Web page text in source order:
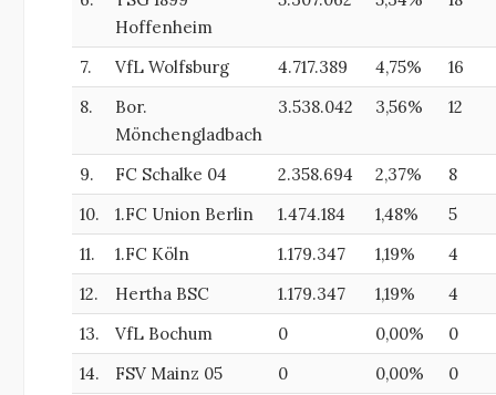
Hoffenheim
7. VfL Wolfsburg 4.717.389 4,75%
16
8.
Bor.
Mönchengladbach
3.538.042 3,56% 12
9. FC Schalke 04 2.358.694 2,37%
8
10.
1.FC Union Berlin 1.474.184 1,48%
5
11.
1.FC Köln 1.179.347 1,19%
4
12.
Hertha BSC 1.179.347 1,19%
4
13.
VfL Bochum 0 0,00%
0
14.
FSV Mainz 05 0 0,00%
0